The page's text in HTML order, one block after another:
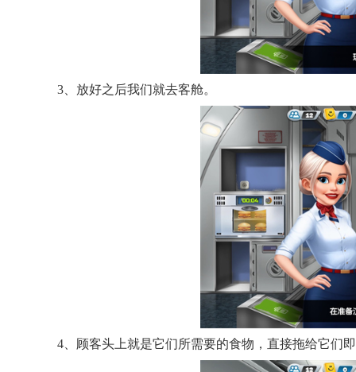
3、放好之后我们就去客舱。
4、顾客头上就是它们所需要的食物，直接拖给它们